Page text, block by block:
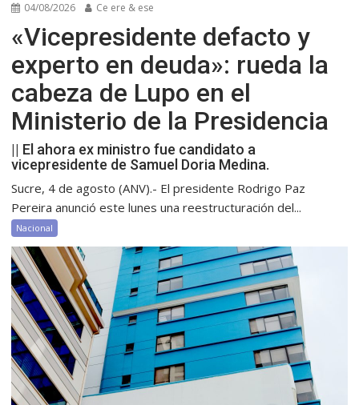
04/08/2026 Ce ere & ese
«Vicepresidente defacto y
experto en deuda»: rueda la
cabeza de Lupo en el
Ministerio de la Presidencia
|| El ahora ex ministro fue candidato a
vicepresidente de Samuel Doria Medina.
Sucre, 4 de agosto (ANV).- El presidente Rodrigo Paz
Pereira anunció este lunes una reestructuración del...
Nacional